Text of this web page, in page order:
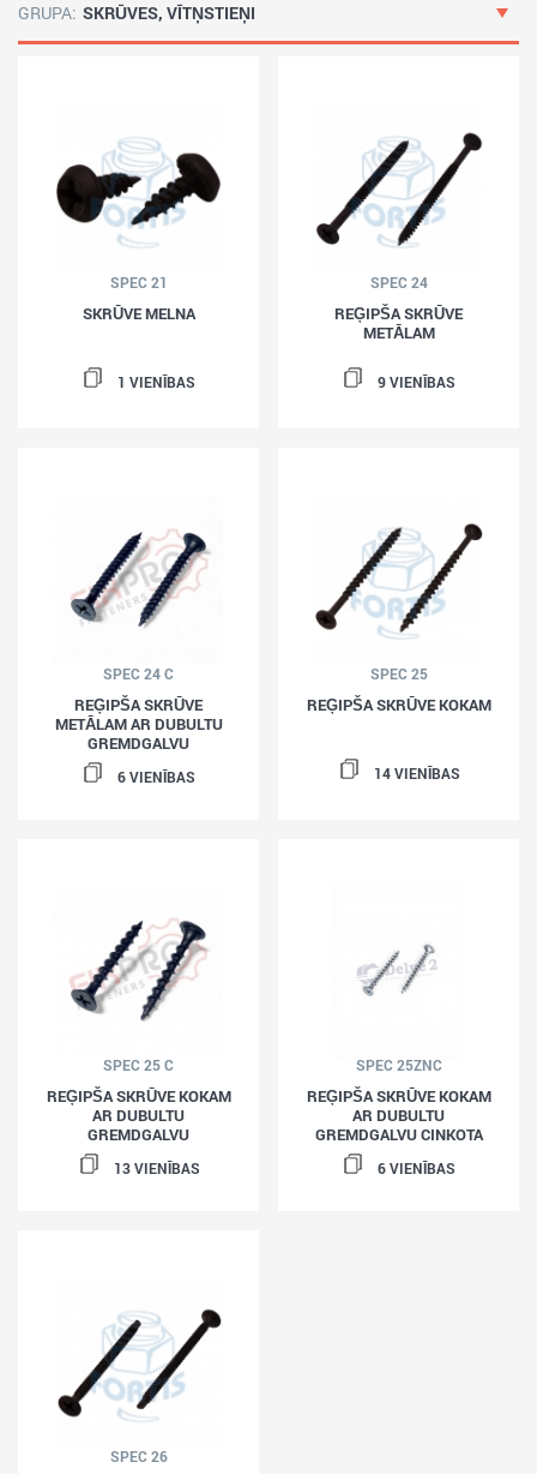
GRUPA: SKRŪVES, VĪTŅSTIEŅI
SPEC 21
SKRŪVE MELNA
1 VIENĪBAS
SPEC 24
REĢIPŠA SKRŪVE
METĀLAM
9 VIENĪBAS
SPEC 24 C
REĢIPŠA SKRŪVE
METĀLAM AR DUBULTU
GREMDGALVU
6 VIENĪBAS
SPEC 25
REĢIPŠA SKRŪVE KOKAM
14 VIENĪBAS
SPEC 25 C
REĢIPŠA SKRŪVE KOKAM
AR DUBULTU
GREMDGALVU
13 VIENĪBAS
SPEC 25ZNC
REĢIPŠA SKRŪVE KOKAM
AR DUBULTU
GREMDGALVU CINKOTA
6 VIENĪBAS
SPEC 26